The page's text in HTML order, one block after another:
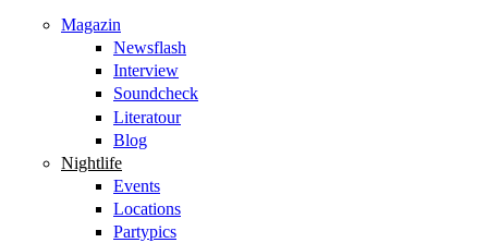
Magazin
Newsflash
Interview
Soundcheck
Literatour
Blog
Nightlife
Events
Locations
Partypics